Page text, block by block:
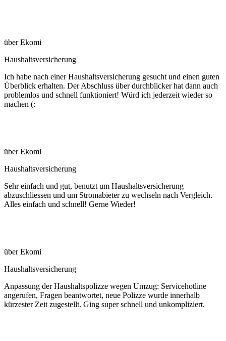
über Ekomi
Haushaltsversicherung
Ich habe nach einer Haushaltsversicherung gesucht und einen guten
Überblick erhalten. Der Abschluss über durchblicker hat dann auch
problemlos und schnell funktioniert! Würd ich jederzeit wieder so
machen (:
über Ekomi
Haushaltsversicherung
Sehr einfach und gut, benutzt um Haushaltsversicherung
abzuschliessen und um Stromabieter zu wechseln nach Vergleich.
Alles einfach und schnell! Gerne Wieder!
über Ekomi
Haushaltsversicherung
Anpassung der Haushaltspolizze wegen Umzug: Servicehotline
angerufen, Fragen beantwortet, neue Polizze wurde innerhalb
kürzester Zeit zugestellt. Ging super schnell und unkompliziert.